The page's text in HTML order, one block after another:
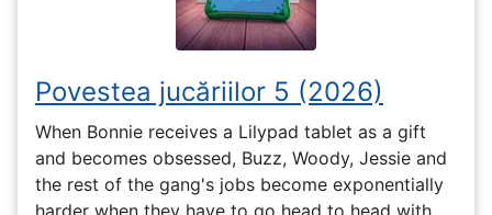
Povestea jucăriilor 5 (2026)
When Bonnie receives a Lilypad tablet as a gift
and becomes obsessed, Buzz, Woody, Jessie and
the rest of the gang's jobs become exponentially
harder when they have to go head to head with